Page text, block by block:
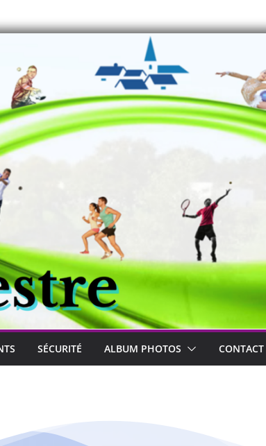
SÉCURITÉ ALBUM PHOTOS CONTACT